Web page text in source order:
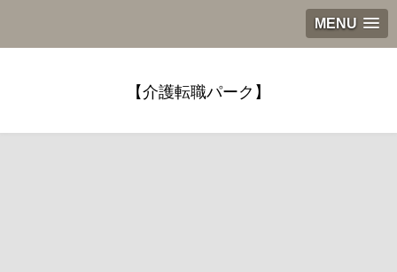
MENU
【介護転職パーク】